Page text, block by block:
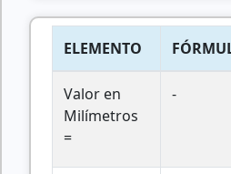
ELEMENTO
Valor en
Milímetros
=
-